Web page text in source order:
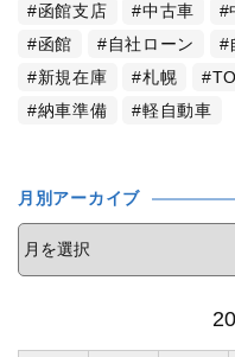
函館支店
中古車
函館
自社ローン
新規在庫
札幌
納車準備
軽自動車
月別アーカイブ